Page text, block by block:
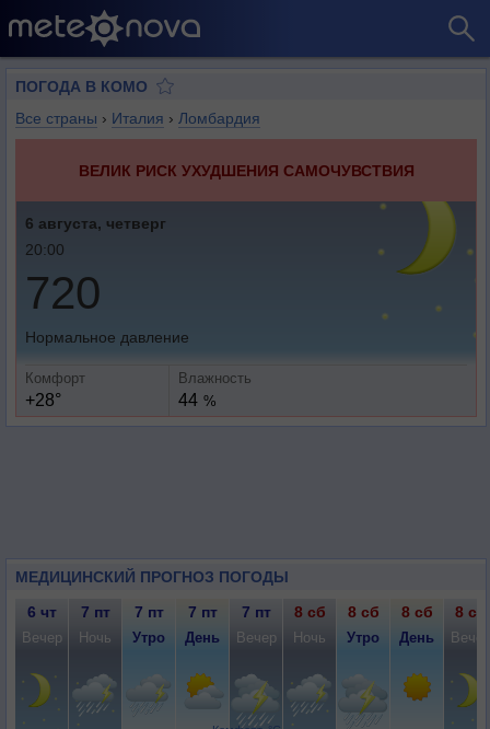
ПОГОДА В КОМО
Все страны › Италия › Ломбардия
ВЕЛИК РИСК УХУДШЕНИЯ САМОЧУВСТВИЯ
6 августа, четверг
20:00
720
Нормальное давление
Комфорт
+28°
Влажность
44 %
МЕДИЦИНСКИЙ ПРОГНОЗ ПОГОДЫ
6 чт 7 пт 7 пт 7 пт 7 пт 8 сб 8 сб 8 сб 8 сб
Вечер Ночь Утро День Вечер Ночь Утро День Вечер